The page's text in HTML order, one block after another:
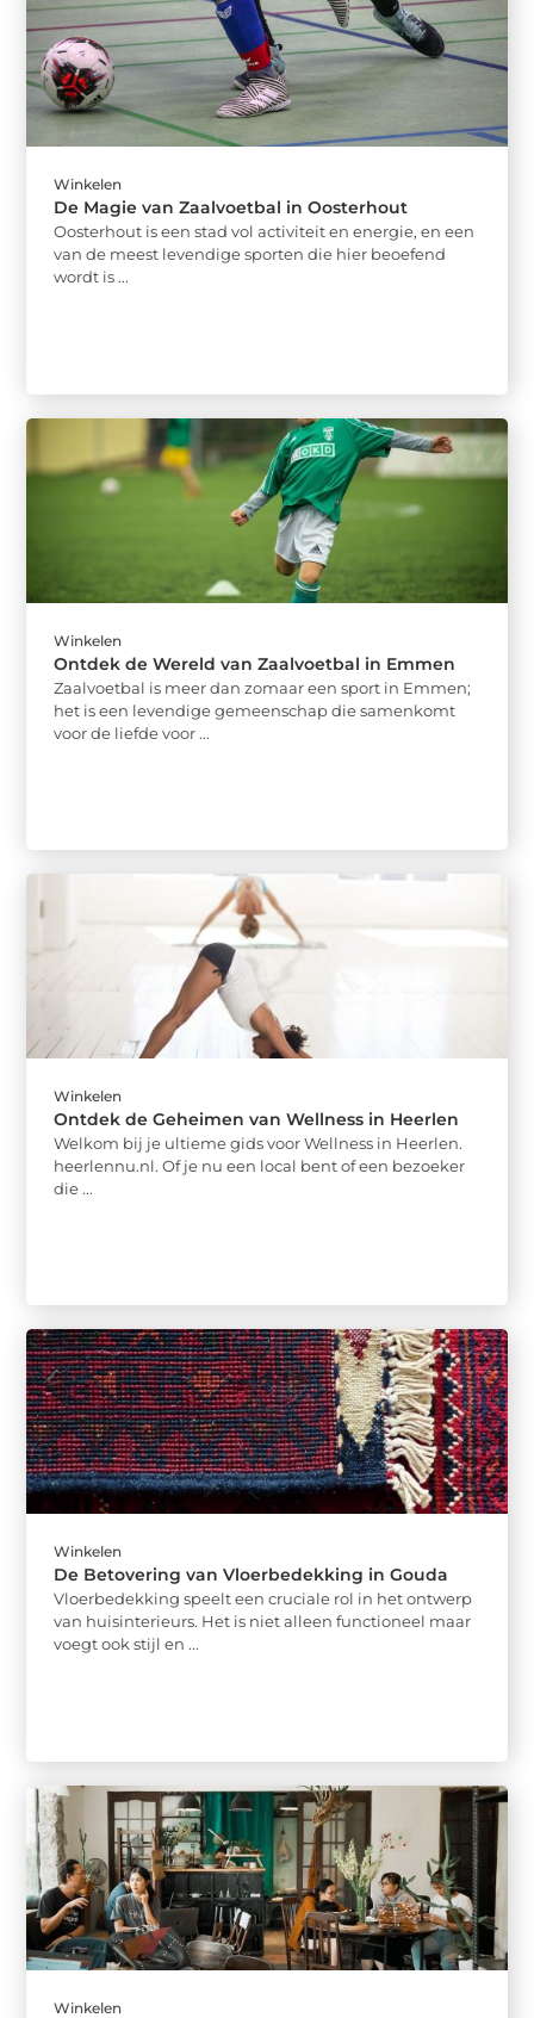
Winkelen
De Magie van Zaalvoetbal in Oosterhout
Oosterhout is een stad vol activiteit en energie, en een
van de meest levendige sporten die hier beoefend
wordt is ...
Winkelen
Ontdek de Wereld van Zaalvoetbal in Emmen
Zaalvoetbal is meer dan zomaar een sport in Emmen;
het is een levendige gemeenschap die samenkomt
voor de liefde voor ...
Winkelen
Ontdek de Geheimen van Wellness in Heerlen
Welkom bij je ultieme gids voor Wellness in Heerlen.
heerlennu.nl. Of je nu een local bent of een bezoeker
die ...
Winkelen
De Betovering van Vloerbedekking in Gouda
Vloerbedekking speelt een cruciale rol in het ontwerp
van huisinterieurs. Het is niet alleen functioneel maar
voegt ook stijl en ...
Winkelen